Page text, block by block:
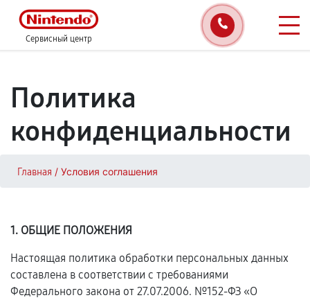
Сервисный центр
Политика
конфиденциальности
Главная / Условия соглашения
1. ОБЩИЕ ПОЛОЖЕНИЯ
Настоящая политика обработки персональных данных
составлена в соответствии с требованиями
Федерального закона от 27.07.2006. №152-ФЗ «О